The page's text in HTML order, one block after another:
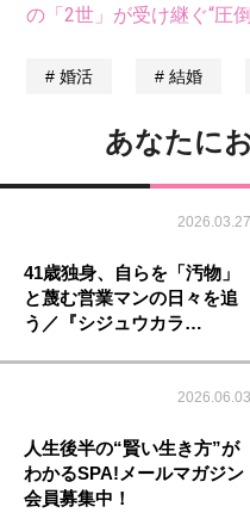
の「2世」が受け継ぐ“圧
婚活 結婚
あなたに
2026.03.27
41歳独身、自らを「汚物」
と蔑む営業マンの日々を追
う／『シジュウカラ…
2026.06.03
人生後半の“賢い生き方”が
わかるSPA!メールマガジン
会員募集中！